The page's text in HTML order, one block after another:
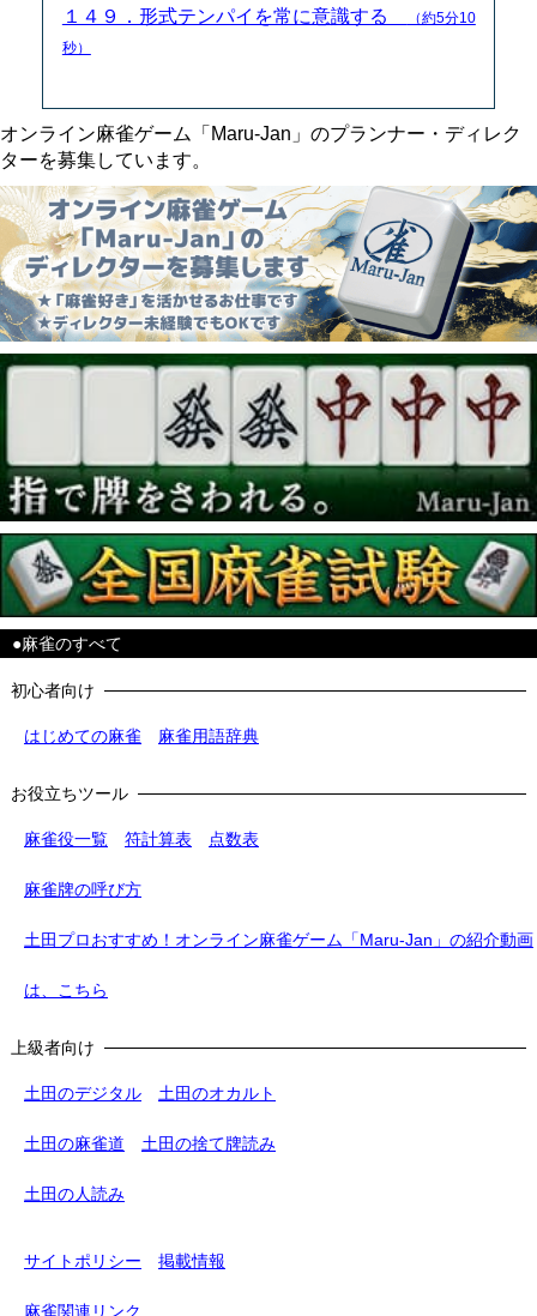
１４９．形式テンパイを常に意識する
（約5分10
秒）
オンライン麻雀ゲーム「Maru-Jan」のプランナー・ディレク
ターを募集しています。
●麻雀のすべて
初心者向け
はじめての麻雀 麻雀用語辞典
お役立ちツール
麻雀役一覧 符計算表 点数表
麻雀牌の呼び方
土田プロおすすめ！オンライン麻雀ゲーム「Maru-Jan」の紹介動画
は、こちら
上級者向け
土田のデジタル 土田のオカルト
土田の麻雀道 土田の捨て牌読み
土田の人読み
サイトポリシー 掲載情報
麻雀関連リンク